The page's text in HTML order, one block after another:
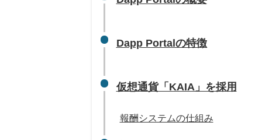
Dapp Portalの特徴
仮想通貨「KAIA」を採用
報酬システムの仕組み